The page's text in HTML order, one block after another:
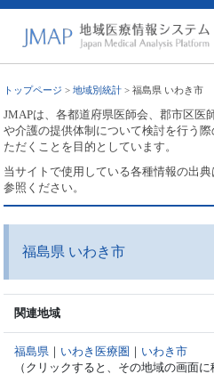
トップページ >地域別統計 > 福島県 いわき市
JMAPは、各都道府県医師会、郡市区医
や介護の提供体制について検討を行う
ただくことを目的としています。
当サイトで使用している各種情報の出
参照ください。
福島県 いわき市
関連地域
福島県 ｜ いわき医療圏 ｜ いわき市
（クリックすると、その地域の画面に